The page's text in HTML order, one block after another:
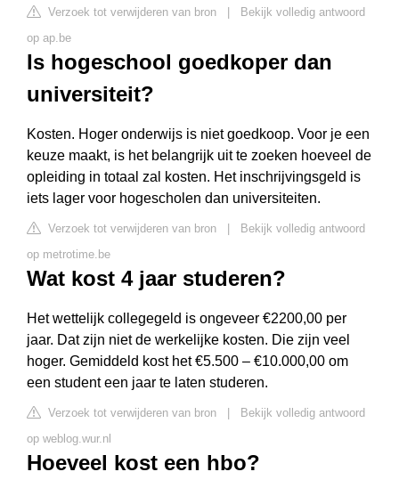
Verzoek tot verwijderen van bron
Bekijk volledig antwoord
op ap.be
Is hogeschool goedkoper dan
universiteit?
Kosten. Hoger onderwijs is niet goedkoop. Voor je een
keuze maakt, is het belangrijk uit te zoeken hoeveel de
opleiding in totaal zal kosten. Het inschrijvingsgeld is
iets lager voor hogescholen dan universiteiten.
Verzoek tot verwijderen van bron
Bekijk volledig antwoord
op metrotime.be
Wat kost 4 jaar studeren?
Het wettelijk collegegeld is ongeveer €2200,00 per
jaar. Dat zijn niet de werkelijke kosten. Die zijn veel
hoger. Gemiddeld kost het €5.500 – €10.000,00 om
een student een jaar te laten studeren.
Verzoek tot verwijderen van bron
Bekijk volledig antwoord
op weblog.wur.nl
Hoeveel kost een hbo?